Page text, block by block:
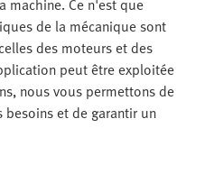
machine. Ce n'est que
de la mécanique sont
des moteurs et des
peut être exploitée
nous vous permettons de
et de garantir un